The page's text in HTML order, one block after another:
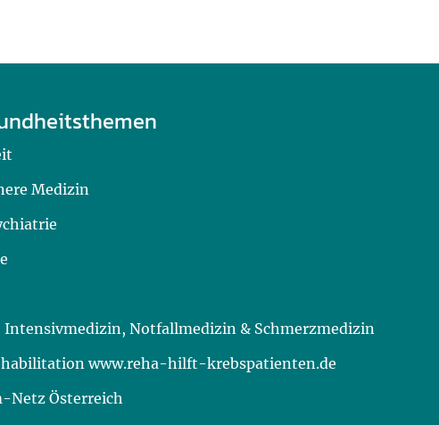
Medizin
Intensivmedizin, Notfallmedizin & Schmerzmedizin
www.reha-hilft-krebspatienten.de
Netz Österreich